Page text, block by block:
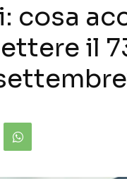
cosa
il